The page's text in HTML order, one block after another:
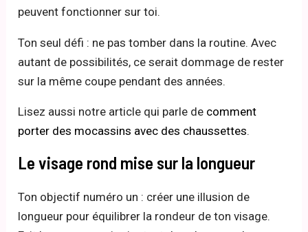
peuvent fonctionner sur toi.
Ton seul défi : ne pas tomber dans la routine. Avec
autant de possibilités, ce serait dommage de rester
sur la même coupe pendant des années.
Lisez aussi notre article qui parle de comment
porter des mocassins avec des chaussettes.
Le visage rond mise sur la longueur
Ton objectif numéro un : créer une illusion de
longueur pour équilibrer la rondeur de ton visage.